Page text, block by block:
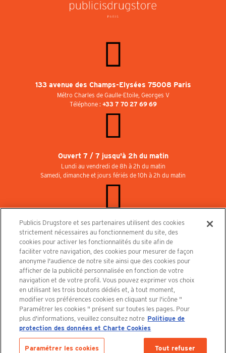
133 avenue des Champs-Elysées 75008 Paris
Métro Charles de Gaulle-Etoile, Georges V
Téléphone : +33 7 70 27 69 69
Ouvert 7 / 7 jusqu'à 2h du matin
Lundi au vendredi de 8h à 2h du matin
Samedi, dimanche et jours fériés de 10h à 2h du matin
Rejoignez-nous au Publicisdrugstore !
Nous recrutons pour les boutiques, le restaurant et le cinéma. Contactez-nous :
recrutement@publicisdrugstore.com
Conditions générales de vente
Mentions légales
Politique de Protection des Données Personnelles et Charte
Cookies
Découvrez le PUBLICISDRUGSTORE
Publicis Drugstore et ses partenaires utilisent des cookies
strictement nécessaires au fonctionnement du site, des
cookies pour activer les fonctionnalités du site afin de
faciliter votre navigation, des cookies pour mesurer de façon
anonyme l'audience de notre site ainsi que des cookies pour
afficher de la publicité personnalisée en fonction de votre
navigation et de votre profil. Vous pouvez exprimer vos choix
en utilisant les trois boutons dédiés et, à tout moment,
modifier vos préférences cookies en cliquant sur l'icône "
Paramétrer les cookies " présent sur toutes les pages. Pour
plus d'informations, veuillez consultez notre Politique de
protection des données et Charte Cookies
Paramétrer les cookies Tout refuser